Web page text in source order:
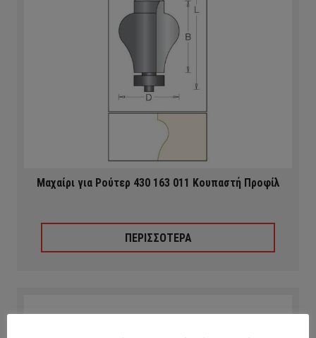
Μαχαίρι για Ρούτερ 430 163 011 Κουπαστή Προφίλ
ΠΕΡΙΣΣΟΤΕΡΑ